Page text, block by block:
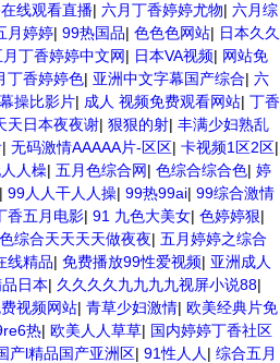
线观看直播| 六月丁香婷婷尤物| 六月综
月婷婷| 99热国品| 色色色网站| 日本久久
月丁香婷婷中文网| 日本VA视频| 网站免
丁香婷婷色| 亚洲中文字幕国产综合| 六
操比影片| 成人 视频免费观看网站| 丁香
天日本夜夜谢| 狠狠的射| 丰满少妇熟乱
| 无码激情AAAAA片-区区| 卡视频1区2区|
人橾| 五月色综合网| 色综合综合色| 婷
| 99人人干人人操| 99热99ai| 99综合激情
香五月电影| 91 九色大美女| 色婷婷狠|
色综合天天天天做夜夜| 五月婷婷之综合
线精品| 免费播放99性爱视频| 亚洲成人
日本| 久久久久九九九九视屏小说88|
视频网站| 青草少妇激情| 欧美经典片免
热| 欧美人人草草| 国内婷婷丁香社区
产l精品国产亚洲区| 91性人人 | 综合五月